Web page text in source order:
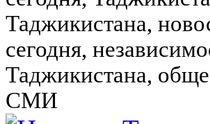
Таджикистана,
сегодня,
Таджикистана,
СМИ